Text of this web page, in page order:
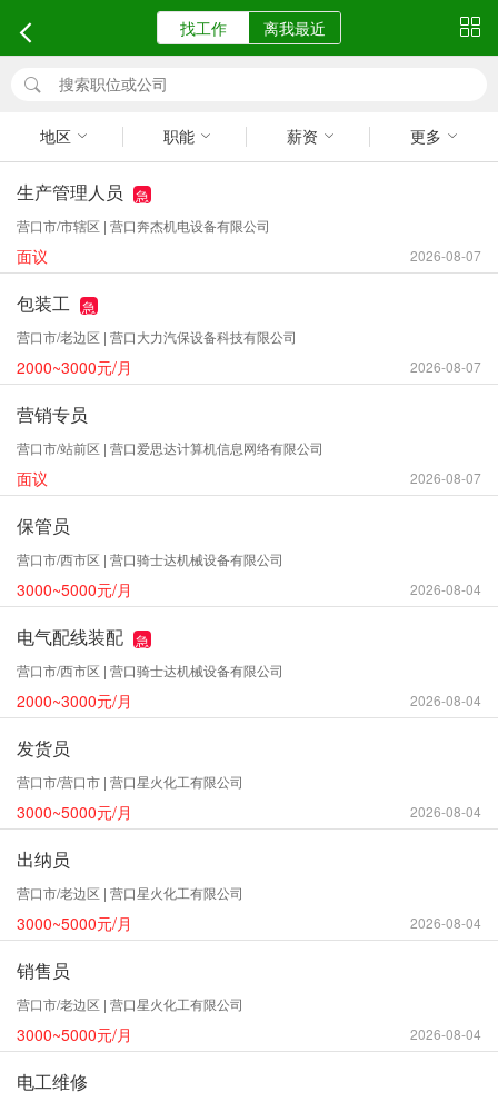
找工作 离我最近
地区 职能 薪资 更多
生产管理人员
急
营口市/市辖区 | 营口奔杰机电设备有限公司
面议 2026-08-07
包装工
急
营口市/老边区 | 营口大力汽保设备科技有限公司
2000~3000元/月 2026-08-07
营销专员
营口市/站前区 | 营口爱思达计算机信息网络有限公司
面议 2026-08-07
保管员
营口市/西市区 | 营口骑士达机械设备有限公司
3000~5000元/月 2026-08-04
电气配线装配
急
营口市/西市区 | 营口骑士达机械设备有限公司
2000~3000元/月 2026-08-04
发货员
营口市/营口市 | 营口星火化工有限公司
3000~5000元/月 2026-08-04
出纳员
营口市/老边区 | 营口星火化工有限公司
3000~5000元/月 2026-08-04
销售员
营口市/老边区 | 营口星火化工有限公司
3000~5000元/月 2026-08-04
电工维修